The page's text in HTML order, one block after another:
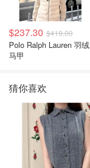
$237.30 $419.00
Polo Ralph Lauren 羽绒
马甲
猜你喜欢